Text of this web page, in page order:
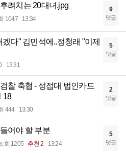
려치는 20대녀.jpg
1047 13:34
9
댓글
다" 김민석에..정청래 "이제
13:31
5
댓글
찰 축협 - 성접대 법인카드
18
444 13:30
2
댓글
어야 할 부분
회 1205 추천 2 13:24
5
댓글